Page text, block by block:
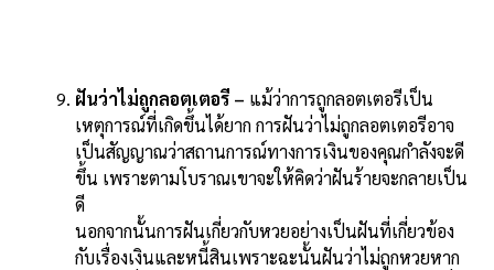
ฝันว่าไม่ถูกลอตเตอรี – แม้ว่าการถูกลอตเตอรีเป็น
เหตุการณ์ที่เกิดขึ้นได้ยาก การฝันว่าไม่ถูกลอตเตอรีอาจ
เป็นสัญญาณว่าสถานการณ์ทางการเงินของคุณกำลังจะดี
ขึ้น เพราะตามโบราณเขาจะให้คิดว่าฝันร้ายจะกลายเป็น
ดี
นอกจากนั้นการฝันเกี่ยวกับหวยอย่างเป็นฝันที่เกี่ยวข้อง
กับเรื่องเงินและหนี้สินเพราะฉะนั้นฝันว่าไม่ถูกหวยหาก